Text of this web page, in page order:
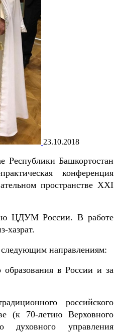
23.10.2018
Республики Башкортостан
конференция
пространстве XXI
ЦДУМ России. В работе
хазрат.
следующим направлениям:
в России и за
российского
(к 70-летию Верховного
духовного управления